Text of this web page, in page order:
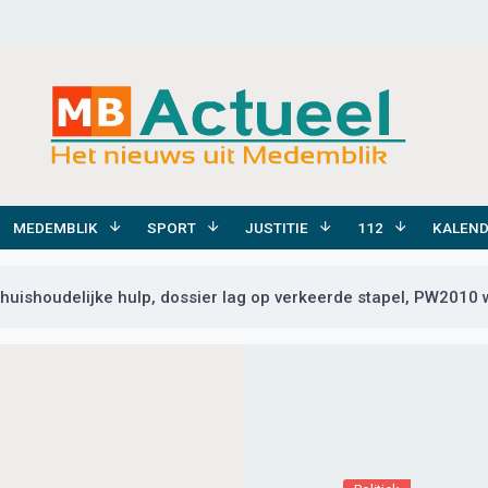
MEDEMBLIK SPORT JUSTITIE 112
hulp, dossier lag op verkeerde stapel, PW2010